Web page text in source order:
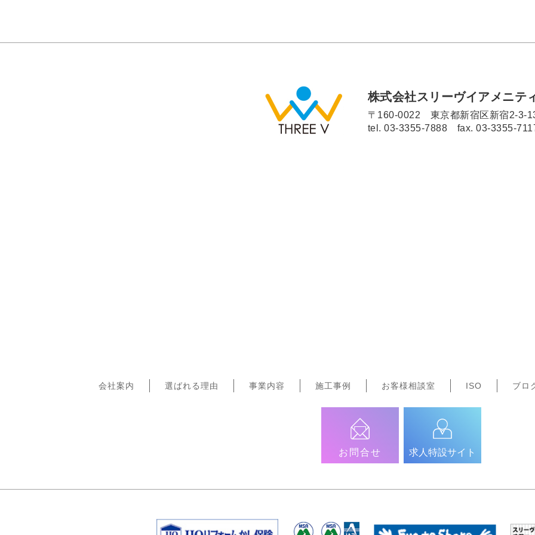
株式会社スリーヴイアメニテ
〒160-0022 東京都新宿区新宿2-3-
tel. 03-3355-7888 fax. 03-3355-
会社案内 選ばれる理由 事業内容 施工事例 お客様相談室 ISO ブロ
お問合せ 求人特設サイト